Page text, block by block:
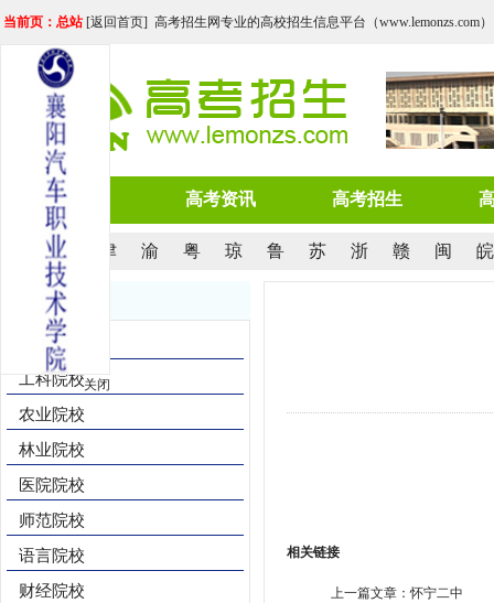
当前页：总站[返回首页] 高考招生网专业的高校招生信息平台（www.lemonzs.com）
网站首页 高考资讯 高考招生
沪 津 渝 粤 琼 鲁 苏 浙 赣 闽 皖
院校导航
综合院校
工科院校
农业院校
林业院校
医院院校
师范院校
语言院校
财经院校
相关链接
上一篇文章：怀宁二中
关闭